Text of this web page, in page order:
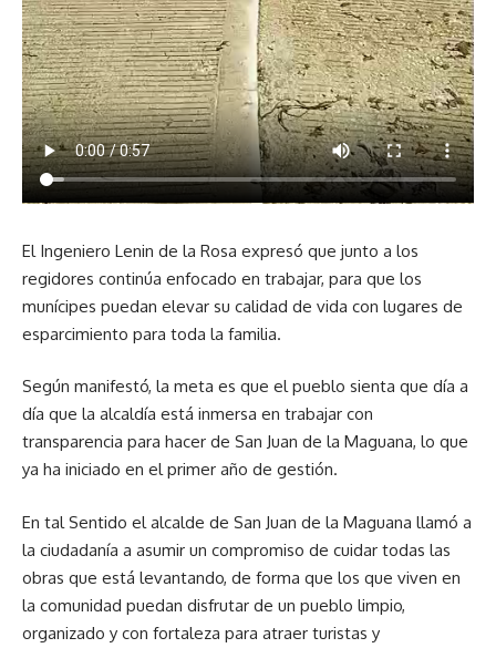
El Ingeniero Lenin de la Rosa expresó que junto a los
regidores continúa enfocado en trabajar, para que los
munícipes puedan elevar su calidad de vida con lugares de
esparcimiento para toda la familia.
Según manifestó, la meta es que el pueblo sienta que día a
día que la alcaldía está inmersa en trabajar con
transparencia para hacer de San Juan de la Maguana, lo que
ya ha iniciado en el primer año de gestión.
En tal Sentido el alcalde de San Juan de la Maguana llamó a
la ciudadanía a asumir un compromiso de cuidar todas las
obras que está levantando, de forma que los que viven en
la comunidad puedan disfrutar de un pueblo limpio,
organizado y con fortaleza para atraer turistas y